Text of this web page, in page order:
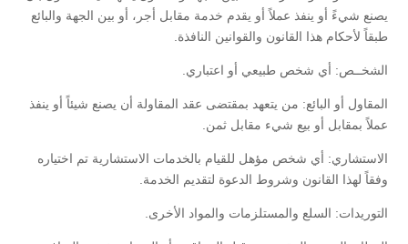
يصنع شيءً أو ينفذ عملاً أو يقدم خدمة مقابل أجر، أو بين الجهة والبائع
طبقاً لأحكام هذا القانون والقوانين النافذة.
الشخــص: أي شخص طبيعي أو اعتباري.
المقاول أو البائع: من يتعهد بمقتضى عقد المقاولة أن يصنع شيئاً أو ينفذ
عملاً بمقابل أو بيع شيء مقابل ثمن.
الاستشاري: أي شخص مؤهل للقيام بالخدمات الاستشارية تم اختياره
وفقاً لهذا القانون وشروط الدعوة لتقديم الخدمة.
التوريدات: السلع والمستلزمات والمواد الأخرى.